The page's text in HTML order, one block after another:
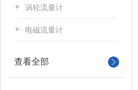
涡轮流量计
电磁流量计
查看全部